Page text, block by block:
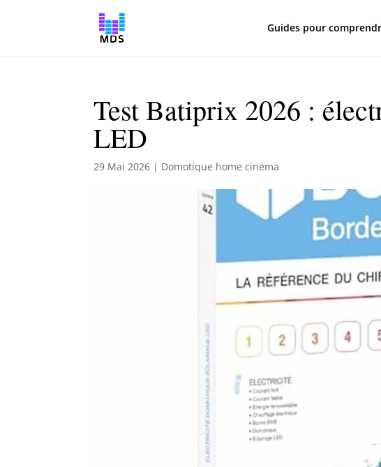
Guides pour
Test Batiprix 2026 :
LED
29 Mai 2026 | Domotique home cinéma